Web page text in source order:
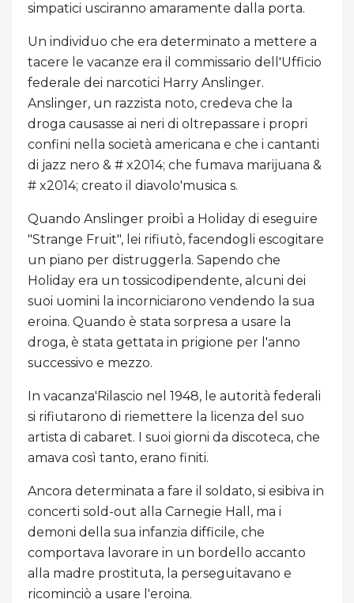
simpatici usciranno amaramente dalla porta.
Un individuo che era determinato a mettere a
tacere le vacanze era il commissario dell'Ufficio
federale dei narcotici Harry Anslinger.
Anslinger, un razzista noto, credeva che la
droga causasse ai neri di oltrepassare i propri
confini nella società americana e che i cantanti
di jazz nero & # x2014; che fumava marijuana &
# x2014; creato il diavolo'musica s.
Quando Anslinger proibì a Holiday di eseguire
"Strange Fruit", lei rifiutò, facendogli escogitare
un piano per distruggerla. Sapendo che
Holiday era un tossicodipendente, alcuni dei
suoi uomini la incorniciarono vendendo la sua
eroina. Quando è stata sorpresa a usare la
droga, è stata gettata in prigione per l'anno
successivo e mezzo.
In vacanza'Rilascio nel 1948, le autorità federali
si rifiutarono di riemettere la licenza del suo
artista di cabaret. I suoi giorni da discoteca, che
amava così tanto, erano finiti.
Ancora determinata a fare il soldato, si esibiva in
concerti sold-out alla Carnegie Hall, ma i
demoni della sua infanzia difficile, che
comportava lavorare in un bordello accanto
alla madre prostituta, la perseguitavano e
ricominciò a usare l'eroina.